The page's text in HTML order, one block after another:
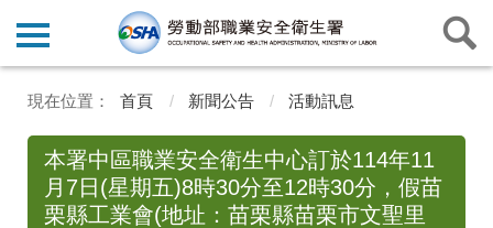
首頁 新聞公告 活動訊息
本署中區職業安全衛生中心訂於114年11
月7日(星期五)8時30分至12時30分，假苗
栗縣工業會(地址：苗栗縣苗栗市文聖里